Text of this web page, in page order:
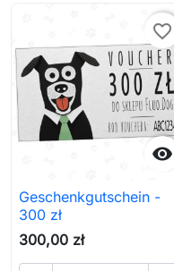

favorite_border
Geschenkgutschein -
300 zł
300,00 zł